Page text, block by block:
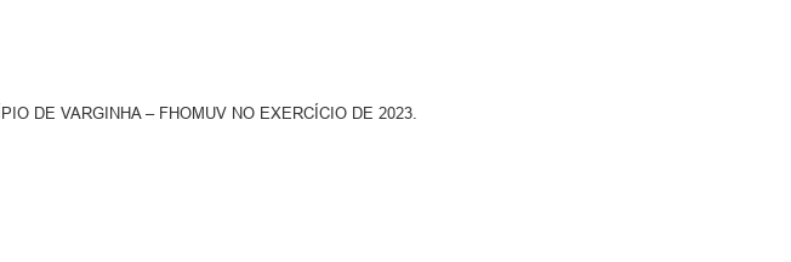
DE VARGINHA – FHOMUV NO EXERCÍCIO DE 2023.